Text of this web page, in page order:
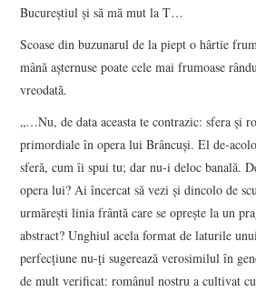
Bucureştiul şi să mă mut la T…
Scoase din buzunarul de la piept o hârtie
mână aşternuse poate cele mai frumoase
vreodată.
„…Nu, de data aceasta te contrazic: sfera şi
primordiale în opera lui Brâncuşi. El de-
sferă, cum îi spui tu; dar nu-i deloc banală.
opera lui? Ai încercat să vezi şi dincolo de
urmăreşti linia frântă care se opreşte la un
abstract? Unghiul acela format de laturile
perfecţiune nu-ţi sugerează verosimilul în
de mult verificat: românul nostru a cultivat